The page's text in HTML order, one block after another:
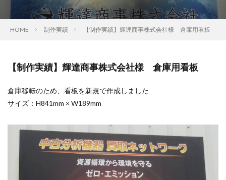
HOME 制作実績 【制作実績】輝達商事株式会社様 倉庫用看板
【制作実績】輝達商事株式会社様 倉庫用看板
倉庫移転のため、看板を新規で作成しました
サイズ：H841mm × W189mm